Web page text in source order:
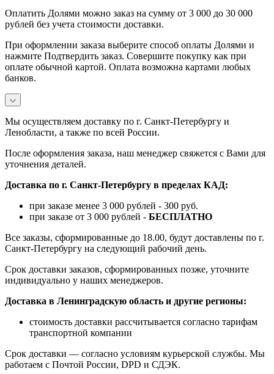
Оплатить Долями можно заказ на сумму от 3 000 до 30 000
рублей без учета стоимости доставки.
При оформлении заказа выберите способ оплаты Долями и
нажмите Подтвердить заказ. Совершите покупку как при
оплате обычной картой. Оплата возможна картами любых
банков.
Мы осуществляем доставку по г. Санкт-Петербургу и
Ленобласти, а также по всей России.
После оформления заказа, наш менеджер свяжется с Вами для
уточнения деталей.
Доставка по г. Санкт-Петербургу в пределах КАД:
при заказе менее 3 000 рублей - 300 руб.
при заказе от 3 000 рублей - БЕСПЛАТНО
Все заказы, сформированные до 18.00, будут доставлены по г.
Санкт-Петербургу на следующий рабочий день.
Срок доставки заказов, сформированных позже, уточните
индивидуально у наших менеджеров.
Доставка в Ленинградскую область и другие регионы:
стоимость доставки рассчитывается согласно тарифам
транспортной компании
Срок доставки — согласно условиям курьерской службы. Мы
работаем с Почтой России, DPD и СДЭК.